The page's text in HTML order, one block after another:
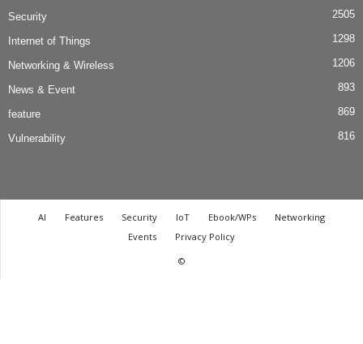
Security 2505
Internet of Things 1298
Networking & Wireless 1206
News & Event 893
feature 869
Vulnerability 816
AI Features Security IoT Ebook/WPs
Networking
Events
Privacy Policy
©